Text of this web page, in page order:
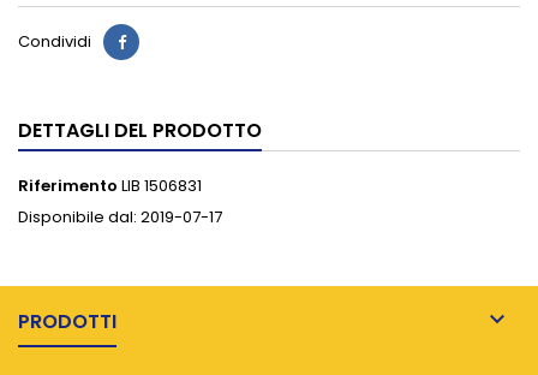
Condividi
DETTAGLI DEL PRODOTTO
Riferimento LIB 1506831
Disponibile dal: 2019-07-17
PRODOTTI 